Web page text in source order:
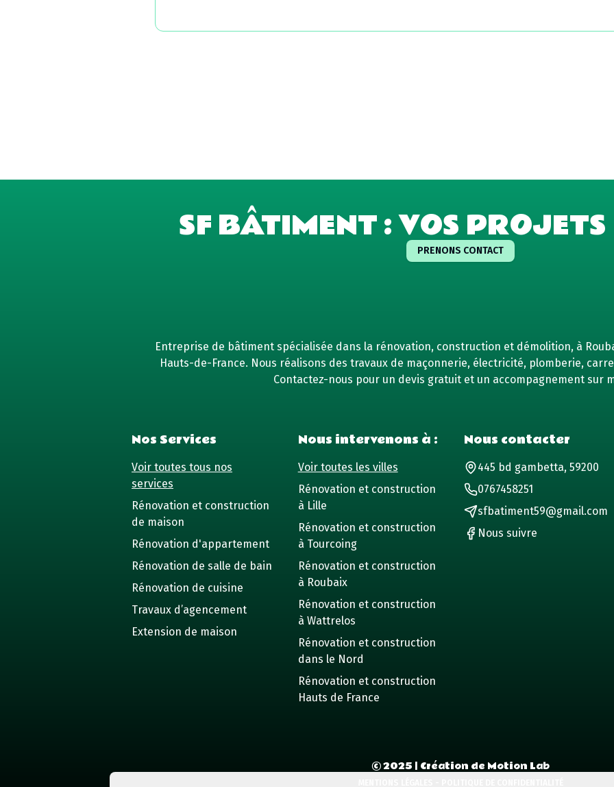
SF BÂTIMENT : VOS
PRENONS CONTACT
Entreprise de bâtiment spécialisée dans la rénovation, construction et démolition, à
Hauts-de-France. Nous réalisons des travaux de maçonnerie, électricité, plomberie,
Contactez-nous pour un devis gratuit et un accompagnement sur
Nos Services
Voir toutes tous nos
services
Rénovation et construction
de maison
Rénovation d'appartement
Rénovation de salle de bain
Rénovation de cuisine
Travaux d’agencement
Extension de maison
Nous intervenons à :
Voir toutes les villes
Rénovation et construction
à Lille
Rénovation et construction
à Tourcoing
Rénovation et construction
à Roubaix
Rénovation et construction
à Wattrelos
Rénovation et construction
dans le Nord
Rénovation et construction
Hauts de France
Nous contacter
445 bd gambetta, 59200
0767458251
sfbatiment59@gmail.com
Nous suivre
©2025 | Création de Motion Lab